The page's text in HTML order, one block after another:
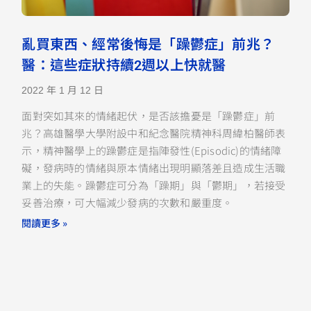
亂買東西、經常後悔是「躁鬱症」前兆？
醫：這些症狀持續2週以上快就醫
2022 年 1 月 12 日
面對突如其來的情緒起伏，是否該擔憂是「躁鬱症」前
兆？高雄醫學大學附設中和紀念醫院精神科周緯柏醫師表
示，精神醫學上的躁鬱症是指陣發性(Episodic)的情緒障
礙，發病時的情緒與原本情緒出現明顯落差且造成生活職
業上的失能。躁鬱症可分為「躁期」與「鬱期」，若接受
妥善治療，可大幅減少發病的次數和嚴重度。
閱讀更多 »